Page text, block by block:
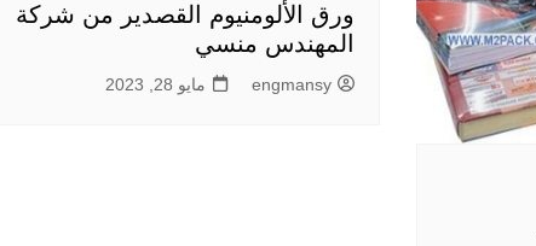
ورق الألومنيوم القصدير من شركة
المهندس منسي
engmansy مايو 28, 2023